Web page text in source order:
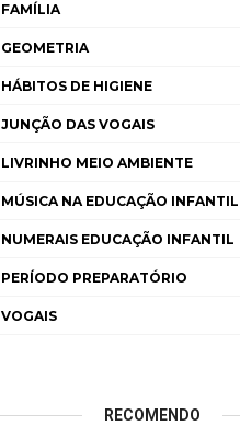
FAMÍLIA
GEOMETRIA
HÁBITOS DE HIGIENE
JUNÇÃO DAS VOGAIS
LIVRINHO MEIO AMBIENTE
MÚSICA NA EDUCAÇÃO INFANTIL
NUMERAIS EDUCAÇÃO INFANTIL
PERÍODO PREPARATÓRIO
VOGAIS
RECOMENDO